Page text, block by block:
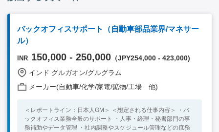
バックオフィスサポート（自動車部品業界/マネサー
ル）
INR 150,000 - 250,000 （JPY254,000 - 423,000)
インド グルガオン/グルグラム
メーカー(自動車/化学/家電/鉱物/工場 他)
＜レポートライン：日本人GM＞ ＜想定される仕事内容＞ ・バ
ックオフィス業務全般のサポート ・人事・経理・秘書部門の事
務補助やデータ管理 ・社内調整やスケジュール管理などの庶務